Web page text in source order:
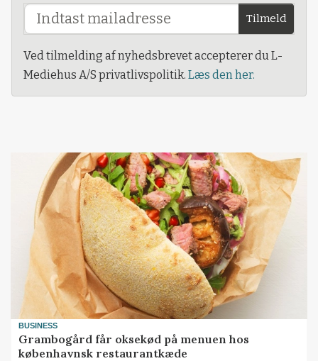
Tilmeld
Ved tilmelding af nyhedsbrevet accepterer du L-
Mediehus A/S privatlivspolitik. Læs den her.
BUSINESS
Grambogård får oksekød på menuen hos
københavnsk restaurantkæde